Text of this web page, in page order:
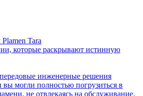
Tara
которые раскрывают истинную
передовые инженерные решения
вы могли полностью погрузиться в
не отвлекаясь на обслуживание.